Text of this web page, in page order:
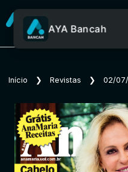
AYA Bancah
Início ❯ Revistas ❯ 02/